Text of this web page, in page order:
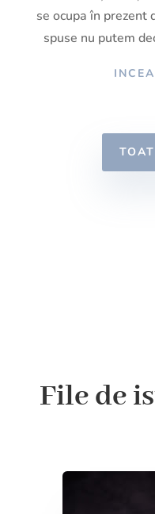
se ocupa în prezent
spuse nu putem
File de